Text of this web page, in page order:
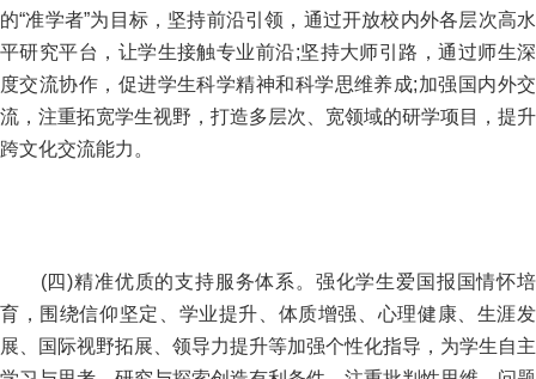
的“准学者”为目标，坚持前沿引领，通过开放校内外各层次高水
平研究平台，让学生接触专业前沿;坚持大师引路，通过师生深
度交流协作，促进学生科学精神和科学思维养成;加强国内外交
流，注重拓宽学生视野，打造多层次、宽领域的研学项目，提升
跨文化交流能力。
(四)精准优质的支持服务体系。强化学生爱国报国情怀培
育，围绕信仰坚定、学业提升、体质增强、心理健康、生涯发
展、国际视野拓展、领导力提升等加强个性化指导，为学生自主